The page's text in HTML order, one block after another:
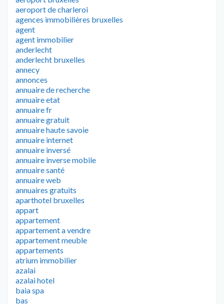
aeroport de charleroi
agences immobilières bruxelles
agent
agent immobilier
anderlecht
anderlecht bruxelles
annecy
annonces
annuaire de recherche
annuaire etat
annuaire fr
annuaire gratuit
annuaire haute savoie
annuaire internet
annuaire inversé
annuaire inverse mobile
annuaire santé
annuaire web
annuaires gratuits
aparthotel bruxelles
appart
appartement
appartement a vendre
appartement meuble
appartements
atrium immobilier
azalai
azalai hotel
baia spa
bas